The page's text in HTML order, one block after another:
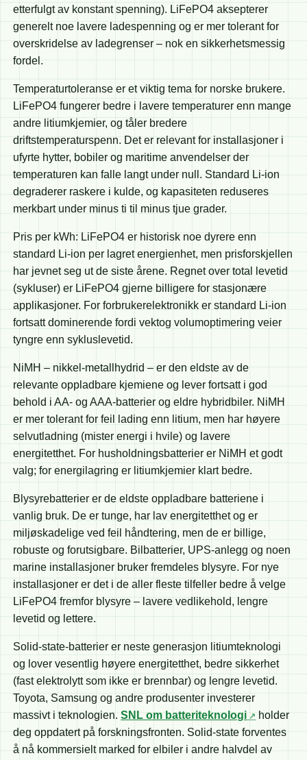
etterfulgt av konstant spenning). LiFePO4 aksepterer
generelt noe lavere ladespenning og er mer tolerant for
overskridelse av ladegrenser – nok en sikkerhetsmessig
fordel.
Temperaturtoleranse er et viktig tema for norske brukere.
LiFePO4 fungerer bedre i lavere temperaturer enn mange
andre litiumkjemier, og tåler bredere
driftstemperaturspenn. Det er relevant for installasjoner i
ufyrte hytter, bobiler og maritime anvendelser der
temperaturen kan falle langt under null. Standard Li-ion
degraderer raskere i kulde, og kapasiteten reduseres
merkbart under minus ti til minus tjue grader.
Pris per kWh: LiFePO4 er historisk noe dyrere enn
standard Li-ion per lagret energienhet, men prisforskjellen
har jevnet seg ut de siste årene. Regnet over total levetid
(sykluser) er LiFePO4 gjerne billigere for stasjonære
applikasjoner. For forbrukerelektronikk er standard Li-ion
fortsatt dominerende fordi vektog volumoptimering veier
tyngre enn sykluslevetid.
NiMH – nikkel-metallhydrid – er den eldste av de
relevante oppladbare kjemiene og lever fortsatt i god
behold i AA- og AAA-batterier og eldre hybridbiler. NiMH
er mer tolerant for feil lading enn litium, men har høyere
selvutladning (mister energi i hvile) og lavere
energitetthet. For husholdningsbatterier er NiMH et godt
valg; for energilagring er litiumkjemier klart bedre.
Blysyrebatterier er de eldste oppladbare batteriene i
vanlig bruk. De er tunge, har lav energitetthet og er
miljøskadelige ved feil håndtering, men de er billige,
robuste og forutsigbare. Bilbatterier, UPS-anlegg og noen
marine installasjoner bruker fremdeles blysyre. For nye
installasjoner er det i de aller fleste tilfeller bedre å velge
LiFePO4 fremfor blysyre – lavere vedlikehold, lengre
levetid og lettere.
Solid-state-batterier er neste generasjon litiumteknologi
og lover vesentlig høyere energitetthet, bedre sikkerhet
(fast elektrolytt som ikke er brennbar) og lengre levetid.
Toyota, Samsung og andre produsenter investerer
massivt i teknologien.SNL om batteriteknologi
holder
deg oppdatert på forskningsfronten. Solid-state forventes
å nå kommersielt marked for elbiler i andre halvdel av